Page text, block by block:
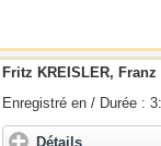
Fritz KREISLER, Franz
Enregistré en / Durée :
Détails